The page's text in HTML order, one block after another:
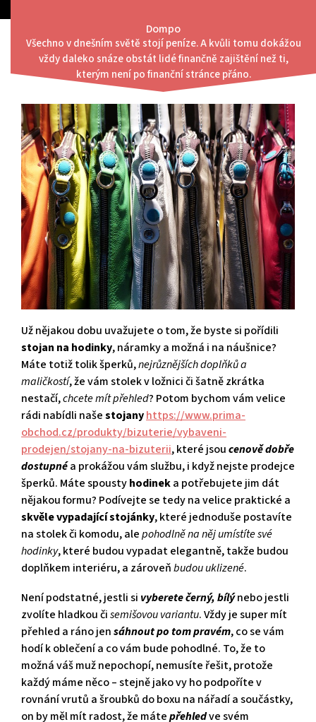
content
Dompo
Všechno v dnešním světě stojí peníze. A kvůli tomu dokážou
vždy daleko snáze obstát lidé finančně zajištění než ti,
kterým není po finanční stránce přáno.
Menu
Skvělá možnost
Už nějakou dobu uvažujete o tom, že byste si pořídili
stojan na hodinky, náramky a možná i na náušnice?
Máte totiž tolik šperků,nejrůznějších doplňků a
maličkostí, že vám stolek v ložnici či šatně zkrátka
nestačí,chcete mít přehled? Potom bychom vám velice
rádi nabídli našestojanyhttps://www.prima-
obchod.cz/produkty/bizuterie/vybaveni-
prodejen/stojany-na-bizuterii, které jsoucenově dobře
dostupnéa prokážou vám službu, i když nejste prodejce
šperků. Máte spoustyhodineka potřebujete jim dát
nějakou formu? Podívejte se tedy na velice praktické a
skvěle vypadající stojánky, které jednoduše postavíte
na stolek či komodu, alepohodlně na něj umístíte své
hodinky, které budou vypadat elegantně, takže budou
doplňkem interiéru, a zároveňbudou uklizené.
Není podstatné, jestli si vyberete černý, bílýnebo jestli
zvolíte hladkou čisemišovou variantu. Vždy je super mít
přehled a ráno jensáhnout po tom pravém, co se vám
hodí k oblečení a co vám bude pohodlné. To, že to
možná váš muž nepochopí, nemusíte řešit, protože
každý máme něco – stejně jako vy ho podpoříte v
rovnání vrutů a šroubků do boxu na nářadí a součástky,
on by měl mít radost, že mátepřehledve svém